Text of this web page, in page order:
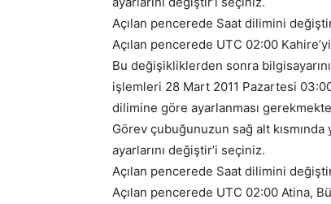
Açılan pencerede Saat dilimini
Açılan pencerede UTC 02:00
Bu değişikliklerden sonra
işlemleri 28 Mart 2011 Pazartesi
dilimine göre ayarlanması
Görev çubuğunuzun sağ alt
ayarlarını değiştir’i seçiniz.
Açılan pencerede Saat dilimini
Açılan pencerede UTC 02:00 Atina,